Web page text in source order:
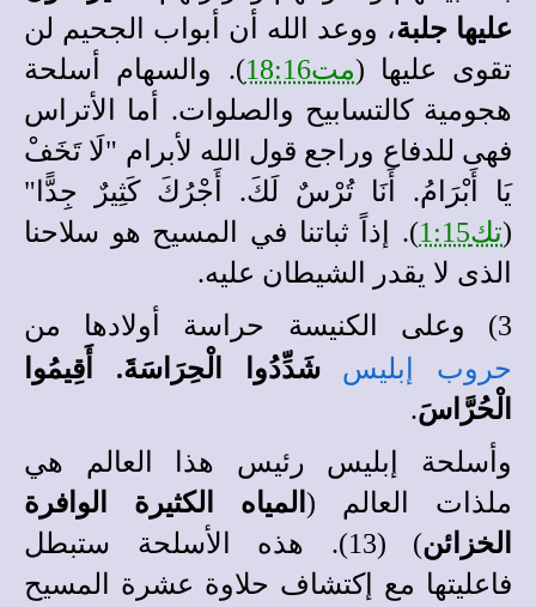
عليها جلبة، ووعد الله أن أبواب الجحيم لن
تقوى عليها (مت18:16
). والسهام أسلحة
هجومية كالتسابيح والصلوات. أما الأتراس
فهى للدفاع وراجع قول الله لأبرام "لَا تَخَفْ
يَا أَبْرَامُ. أَنَا تُرْسٌ لَكَ. أَجْرُكَ كَثِيرٌ جِدًّا"
(تك1:15
). إذاً ثباتنا في المسيح هو سلاحنا
الذى لا يقدر الشيطان عليه.
3) وعلى الكنيسة حراسة أولادها من
حروب إبليس
شَدِّدُوا الْحِرَاسَةَ. أَقِيمُوا
الْحُرَّاسَ.
وأسلحة إبليس رئيس هذا العالم هي
ملذات العالم ( المياه الكثيرة الوافرة
الخزائن
) (13). هذه الأسلحة ستبطل
فاعليتها مع إكتشاف حلاوة عشرة المسيح